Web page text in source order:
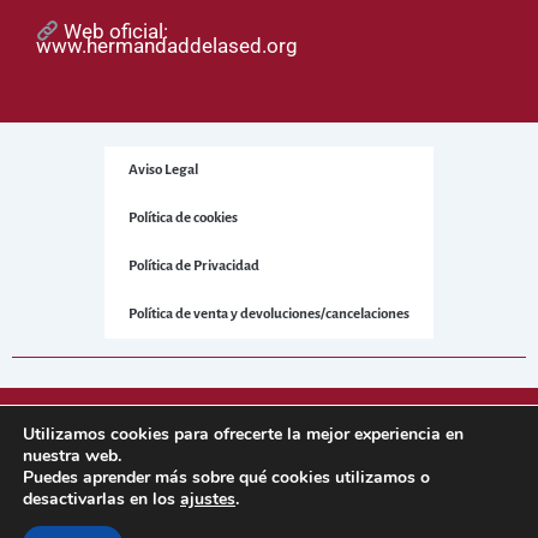
Web oficial:
www.hermandaddelased.org
Aviso Legal
Política de cookies
Política de Privacidad
Política de venta y devoluciones/cancelaciones
Sitio web desarrollado porNetNerman– Gestión Integral de
Utilizamos cookies para ofrecerte la mejor experiencia en
nuestra web.
Puedes aprender más sobre qué cookies utilizamos o
desactivarlas en los ajustes.